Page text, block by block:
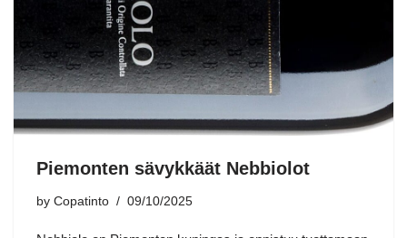
Piemonten sävykkäät Nebbiolot
by Copatinto 09/10/2025